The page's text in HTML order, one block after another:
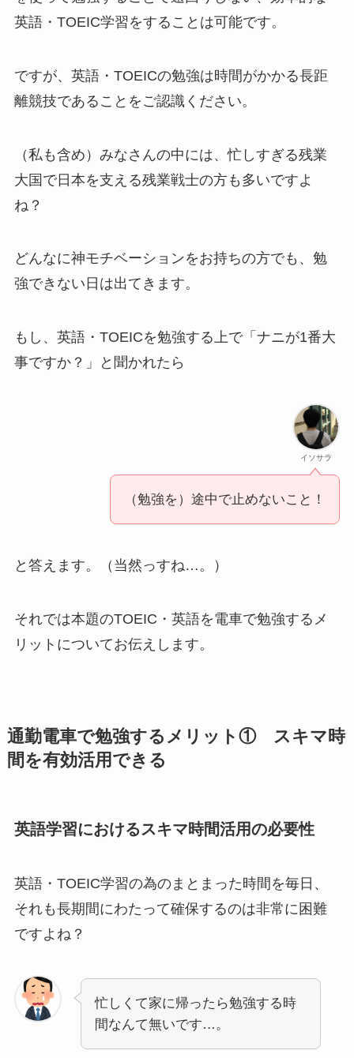
英語・TOEIC学習をすることは可能です。
ですが、英語・TOEICの勉強は時間がかかる長距
離競技であることをご認識ください。
（私も含め）みなさんの中には、忙しすぎる残業
大国で日本を支える残業戦士の方も多いですよ
ね？
どんなに神モチベーションをお持ちの方でも、勉
強できない日は出てきます。
もし、英語・TOEICを勉強する上で「ナニが1番大
事ですか？」と聞かれたら
イソサラ
（勉強を）途中で止めないこと！
と答えます。（当然っすね…。）
それでは本題のTOEIC・英語を電車で勉強するメ
リットについてお伝えします。
通勤電車で勉強するメリット① スキマ時
間を有効活用できる
英語学習におけるスキマ時間活用の必要性
英語・TOEIC学習の為のまとまった時間を毎日、
それも長期間にわたって確保するのは非常に困難
ですよね？
忙しくて家に帰ったら勉強する時
間なんて無いです…。